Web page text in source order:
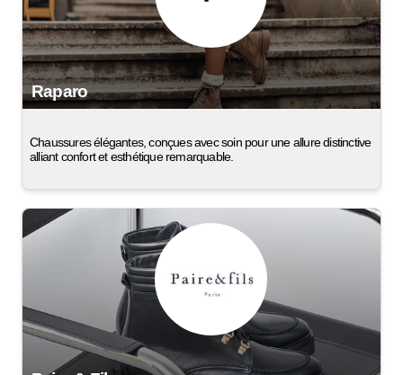
Raparo
Chaussures élégantes, conçues avec soin pour une allure distinctive
alliant confort et esthétique remarquable.